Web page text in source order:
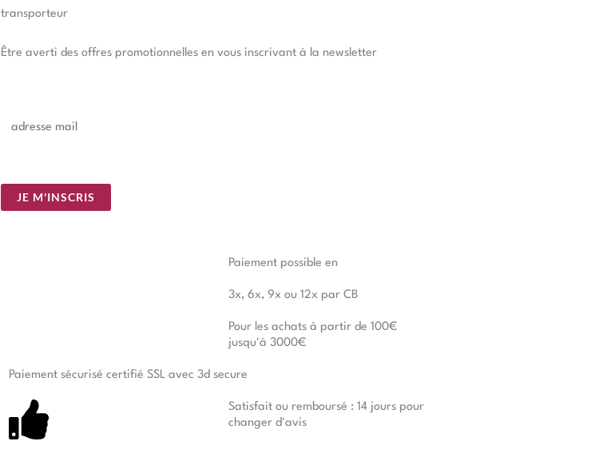
transporteur
Être averti des offres promotionnelles en vous inscrivant à la newsletter
l
JE M'INSCRIS
Paiement possible en
3x, 6x, 9x ou 12x par CB
Pour les achats à partir de 100€
jusqu'à 3000€
Paiement sécurisé certifié SSL avec 3d secure
Satisfait ou remboursé : 14 jours pour
changer d'avis